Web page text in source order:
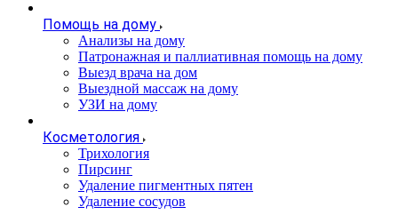
Помощь на дому
Анализы на дому
Патронажная и паллиативная помощь на дому
Выезд врача на дом
Выездной массаж на дому
УЗИ на дому
Косметология
Трихология
Пирсинг
Удаление пигментных пятен
Удаление сосудов